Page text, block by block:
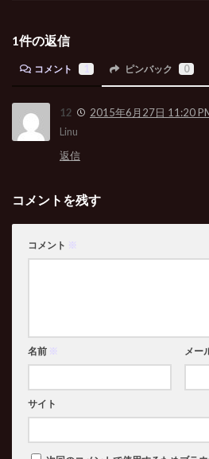
1件の返信
コメント ピンバック 0
12
2015年6月27日 11:20
Linu
返信
コメントを残す
コメント ※
名前 ※ メー
サイト